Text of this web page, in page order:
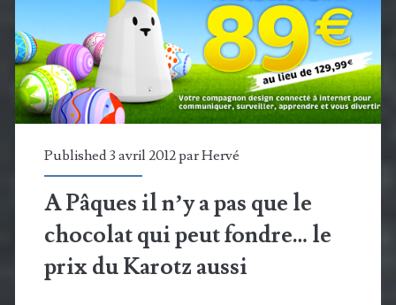
Published 3 avril 2012 parHervé
A Pâques il n’y a pas que le
chocolat qui peut fondre… le
prix du Karotz aussi